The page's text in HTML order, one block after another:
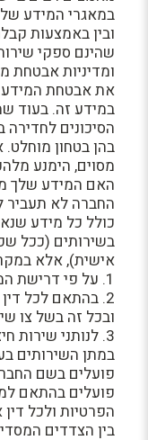
במאגרי המידע
ובין באמצעות
שהינם ספקי
ומדיניות אבטחת
את אבטחת המידע
במידע זה. בעוד
הסיכונים
בהן בטחון
מסוים, הימנע
האם המידע שלך
החברה לא תעביר
כולל כל מידע
בשירותים (ככל
אישית), אלא
1. על פי דרישת המשתמש ו/או בהסכמתו המפורשת.
2. בהתאם לכל
ובכל זה בשל צו
3. לנותני שירות
במתן השירותים
פועלים בשם
פועלים בהתאם
הפרטיות ולכל
בין הצדדים